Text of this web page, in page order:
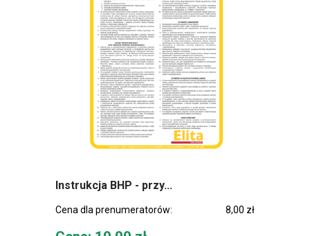
Instrukcja BHP - przy...
Cena dla prenumeratorów: 8,00 zł